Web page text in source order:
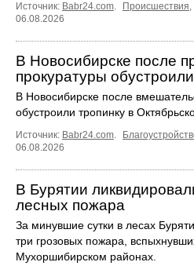
Источник: Babr24.com. Происшествия,
06.08.2026
В Новосибирске после
прокуратуры
В Новосибирске после
обустроили тропинку в
Источник: Babr24.com.
06.08.2026
В Бурятии
лесных пожара
За минувшие сутки в лесах
три грозовых пожара,
Мухоршибирском районах.